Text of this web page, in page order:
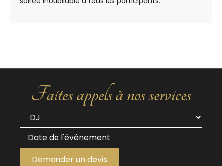
Faites appels à nos services
Demander un devis